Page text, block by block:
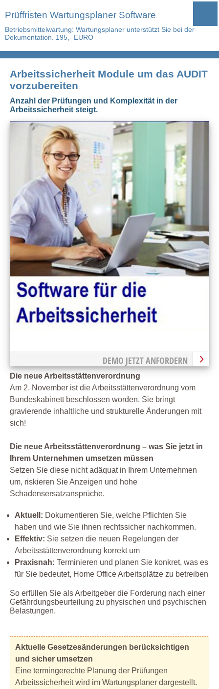
Prüffristen Wartungsplaner Software
Betriebsmittelwartung: Wartungsplaner unterstützt Sie bei der
Dokumentation. 195,- EURO
Arbeitssicherheit Module um das AUDIT
vorzubereiten
Anzahl der Prüfungen und Komplexität in der
Arbeitssicherheit steigt.
DEMO JETZT ANFORDERN
Die neue Arbeitsstättenverordnung
Am 2. November ist die Arbeitsstättenverordnung vom
Bundeskabinett beschlossen worden. Sie bringt
gravierende inhaltliche und strukturelle Änderungen mit
sich!
Die neue Arbeitsstättenverordnung – was Sie jetzt in
Ihrem Unternehmen umsetzen müssen
Setzen Sie diese nicht adäquat in Ihrem Unternehmen
um, riskieren Sie Anzeigen und hohe
Schadensersatzansprüche.
Aktuell: Dokumentieren Sie, welche Pflichten Sie
haben und wie Sie ihnen rechtssicher nachkommen.
Effektiv: Sie setzen die neuen Regelungen der
Arbeitsstättenverordnung korrekt um
Praxisnah: Terminieren und planen Sie konkret, was es
für Sie bedeutet, Home Office Arbeitsplätze zu betreiben
So erfüllen Sie als Arbeitgeber die Forderung nach einer
Gefährdungsbeurteilung zu physischen und psychischen
Belastungen.
Aktuelle Gesetzesänderungen berücksichtigen
und sicher umsetzen
Eine termingerechte Planung der Prüfungen
Arbeitssicherheit wird im Wartungsplaner dargestellt.